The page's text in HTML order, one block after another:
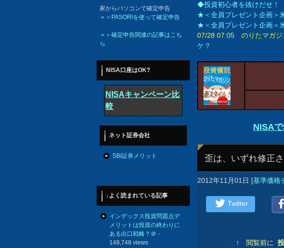
◆投資初心者を抜けだせ！
★＜全員プレゼント企画＞
★＜全員プレゼント企画＞
07/28 07:05 のりたマガジ
ケ？
NISA
歪は、いずれ修正
2012年11月01日[基準価格
Twitter
↑ 閲覧前に
家からパソコンで確定申告
＝＞PASORIを使って確定申告
＝＞確定申告関連の記事はこち
ら
NISA口座はOK?
NISAキャンペーン比
較
ネット証券会社
SBI証券メリット
↓よく読まれている記事
インデックス投資問題点デ
メリットは投資の終わりに
ある出口戦略？＠-
149,748 views